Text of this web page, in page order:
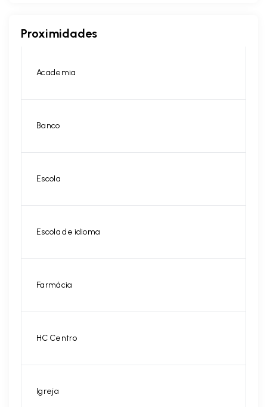
Proximidades
Academia
Banco
Escola
Escola de idioma
Farmácia
HC Centro
Igreja